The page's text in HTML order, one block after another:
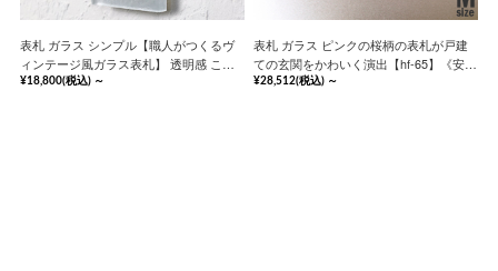
表札 ガラス シンプル【職人がつくるヴ
ィンテージ風ガラス表札】 透明感 こだ
わり オーダー【hf-v02】《安心の保証書
¥18,800(税込) ～
表札 ガラス ピンクの桜柄の表札が戸建
ての玄関をかわいく演出【hf-65】《安心
の保証書付》
¥28,512(税込) ～